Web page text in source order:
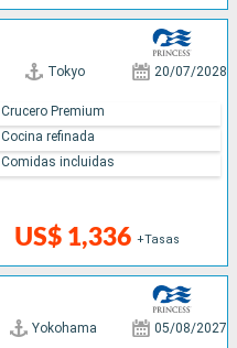
Tokyo 20/07/2028
US$ 1,336 +Tasas
Crucero Premium
Cocina refinada
Comidas incluidas
Yokohama 05/08/2027